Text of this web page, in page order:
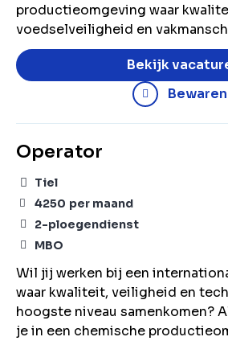
productieomgeving waar
voedselveiligheid en
Bekijk
Bewaren
Operator
Tiel
4250 per maand
2-ploegendienst
MBO
Wil jij werken bij een
waar kwaliteit, veiligheid en
hoogste niveau samenkomen?
je in een chemische